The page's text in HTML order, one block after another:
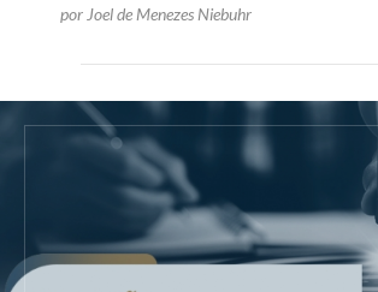
por Joel de Menezes Niebuhr